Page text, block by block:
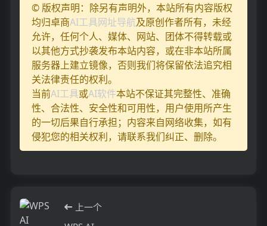
© 版权声明：除另有声明外，本站所有内容版权
均归卓商AI工具网址导航及原创作者所有，未经
允许，任何个人、媒体、网站、团体不得转载或
以其他方式抄袭发布本站内容，或在非本站所属
服务器上建立镜像，否则我们将保留依法追究相
关法律责任的权利。
当前AI工具或AI软件本站不保证其完整性、准确
性、合法性、安全性和可用性，用户使用所产生
的一切后果自行承担；内容来自网络收集，如有
侵犯您的相关权利，请联系我们纠正、删除。
上一个